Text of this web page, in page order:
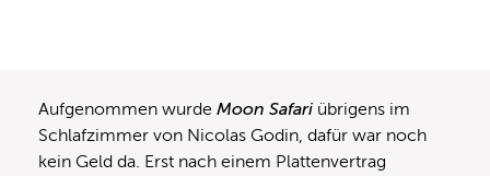
Aufgenommen wurde Moon Safari übrigens im
Schlafzimmer von Nicolas Godin, dafür war noch
kein Geld da. Erst nach einem Plattenvertrag